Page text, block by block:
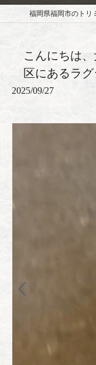
こんにちは
区にあるラ
2025/09/27